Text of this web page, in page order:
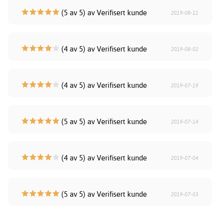
(5 av 5) av Verifisert kunde 2019-08-11
(4 av 5) av Verifisert kunde 2019-08-02
(4 av 5) av Verifisert kunde 2019-07-19
(5 av 5) av Verifisert kunde 2019-07-14
(4 av 5) av Verifisert kunde 2019-07-04
(5 av 5) av Verifisert kunde 2019-07-03